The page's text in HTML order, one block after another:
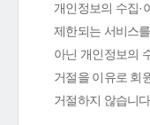
개인정보의 수집·
제한되는 서비스
아닌 개인정보의
거절을 이유로 회
거절하지 않습니다.